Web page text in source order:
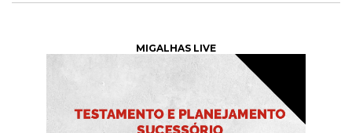
MIGALHAS LIVE